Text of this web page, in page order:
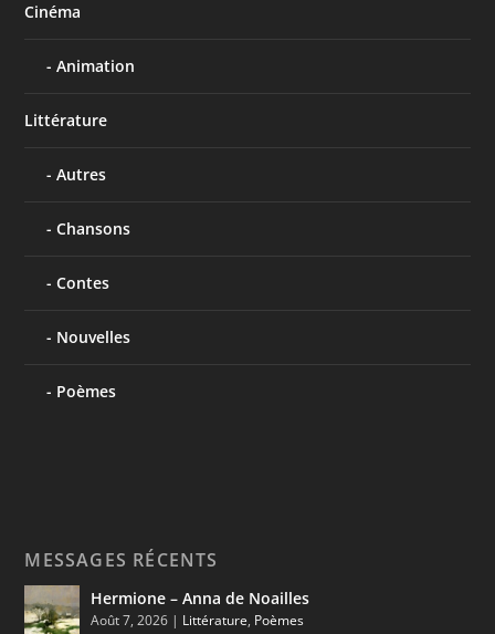
Cinéma
Animation
Littérature
Autres
Chansons
Contes
Nouvelles
Poèmes
MESSAGES RÉCENTS
Hermione – Anna de Noailles
Août 7, 2026 | Littérature, Poèmes